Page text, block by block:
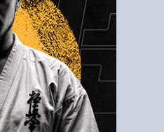
Войти
Напомнить пароль